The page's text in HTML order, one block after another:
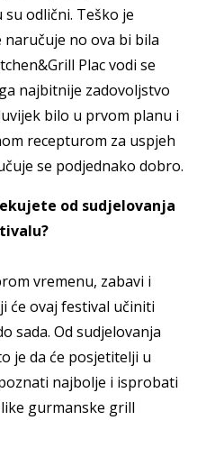
odlični. Teško je
naručuje no ova bi bila
Plac vodi se
najbitnije zadovoljstvo
bilo u prvom planu i
recepturom za uspjeh
se podjednako dobro.
od sudjelovanja
vremenu, zabavi i
će ovaj festival učiniti
sada. Od sudjelovanja
je da će posjetitelji u
najbolje i isprobati
gurmanske grill